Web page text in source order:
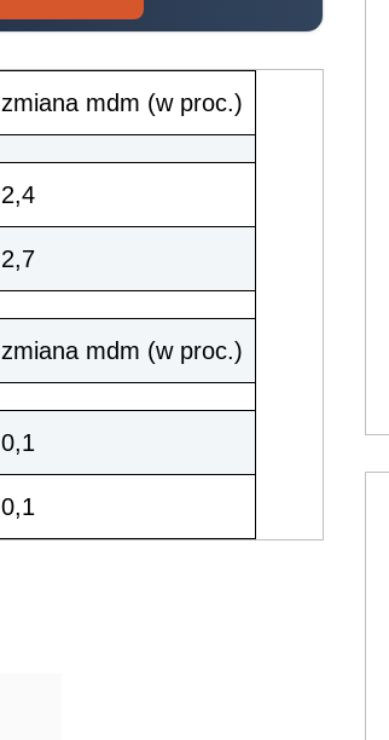
zmiana mdm (w proc.)
2,4
2,7
zmiana mdm (w proc.)
0,1
0,1